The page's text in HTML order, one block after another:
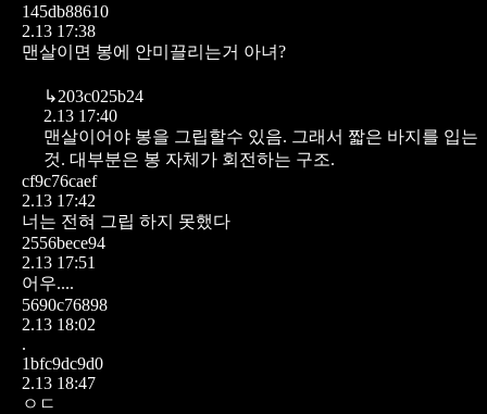
145db88610
2.13 17:38
맨살이면 봉에 안미끌리는거 아녀?
↳203c025b24
2.13 17:40
맨살이어야 봉을 그립할수 있음. 그래서 짧은 바지를 입는
것. 대부분은 봉 자체가 회전하는 구조.
cf9c76caef
2.13 17:42
너는 전혀 그립 하지 못했다
2556bece94
2.13 17:51
어우....
5690c76898
2.13 18:02
.
1bfc9dc9d0
2.13 18:47
ㅇㄷ